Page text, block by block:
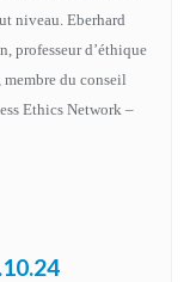
niveau. Eberhard
professeur d’éthique
du conseil
Ethics Network –